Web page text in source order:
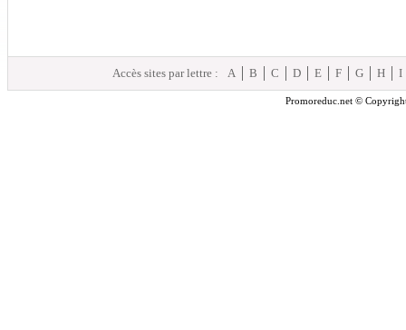
Accès sites par lettre : A B C D E F G H I
Promoreduc.net ©